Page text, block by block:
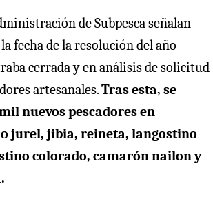
de Subpesca señalan
fecha de la resolución del año
cerrada y en análisis de solicitud
artesanales.Tras esta, se
nuevos pescadores en
jurel, jibia, reineta, langostino
colorado, camarón nailon y